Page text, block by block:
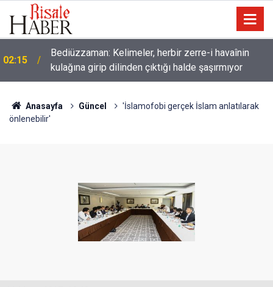
01:45
Müslümanlardan dilinizi çekin, onlardan biri
öldüğünde de
Anasayfa Güncel
'İslamofobi gerçek İslam anlatılarak
önlenebilir'